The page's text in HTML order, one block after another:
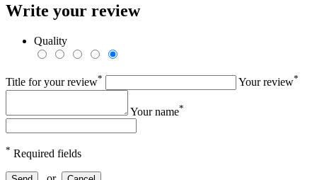
Write your review
Quality
Title for your review* Your review*
Your name*
* Required fields